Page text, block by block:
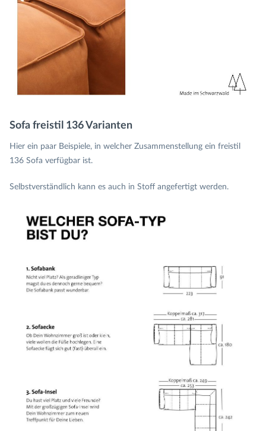
Sofa freistil 136 Varianten
Hier ein paar Beispiele, in welcher Zusammenstellung ein freistil
136 Sofa verfügbar ist.
Selbstverständlich kann es auch in Stoff angefertigt werden.